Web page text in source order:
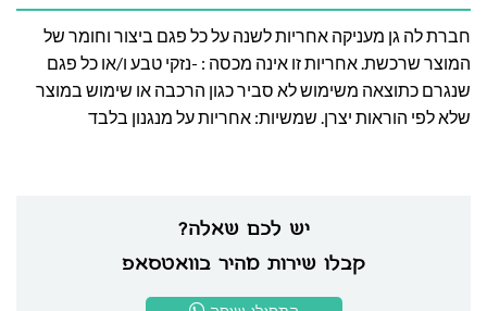
יש לכם שאלה?
קבלו שירות מהיר בוואטסאפ
חברת לה גן מעניקה אחריות לשנה על כל פגם ביצור וחומר של
המוצר שרכשת. אחריות זו אינה מכסה : -נזקי טבע ו/או כל פגם
שנגרם כתוצאה משימוש לא סביר כגון הרכבה או שימוש במוצר
שלא לפי הוראות יצרן. שמשיות: אחריות על מנגנון בלבד